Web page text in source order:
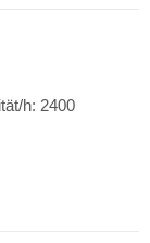
h: 2400